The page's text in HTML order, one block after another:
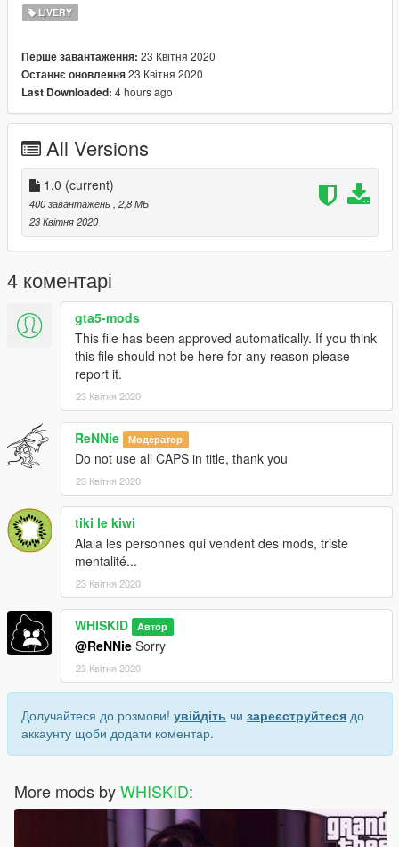
LIVERY
Перше завантаження: 23 Квітня 2020
Останнє оновлення23 Квітня 2020
Last Downloaded: 4 hours ago
All Versions
1.0 (current)
400 завантажень
, 2,8 МБ
23 Квітня 2020
4 коментарі
gta5-mods
This file has been approved automatically. If you think
this file should not be here for any reason please
report it.
23 Квітня 2020
ReNNie Модератор
Do not use all CAPS in title, thank you
23 Квітня 2020
tiki le kiwi
Alala les personnes qui vendent des mods, triste
mentalité...
23 Квітня 2020
WHISKID Автор
@ReNNie Sorry
23 Квітня 2020
Долучайтеся до розмови! увійдіть чи зареєструйтеся до
аккаунту щоби додати коментар.
More mods byWHISKID: